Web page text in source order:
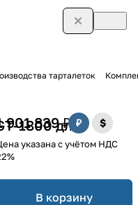
тарталеток
1800 для
901 839 ₽
указана с учётом НДС
В корзину